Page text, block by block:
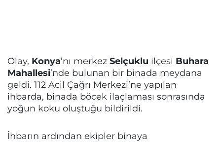
Olay, Konya’nı merkez Selçuklu ilçesi Buhara
Mahallesi’nde bulunan bir binada meydana
geldi. 112 Acil Çağrı Merkezi’ne yapılan
ihbarda, binada böcek ilaçlaması sonrasında
yoğun koku oluştuğu bildirildi.
İhbarın ardından ekipler binaya